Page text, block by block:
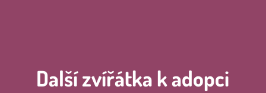
Další zvířátka k adopci